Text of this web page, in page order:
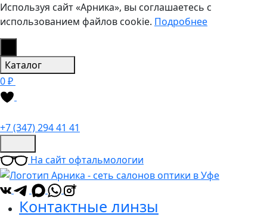
Используя сайт «Арника», вы соглашаетесь с
использованием файлов cookie. Подробнее
Каталог
0 ₽
+7 (347) 294 41 41
На сайт офтальмологии
*
Контактные линзы